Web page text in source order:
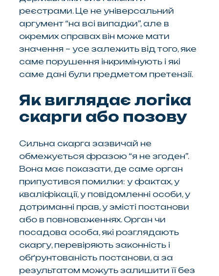
реєстрами. Це не універсальний
аргумент “на всі випадки”, але в
окремих справах він може мати
значення – усе залежить від того, яке
саме порушення інкримінують і які
саме дані були предметом претензії.
Як виглядає логіка
скарги або позову
Сильна скарга зазвичай не
обмежується фразою “я не згоден”.
Вона має показати, де саме орган
припустився помилки: у фактах, у
кваліфікації, у повідомленні особи, у
дотриманні прав, у змісті постанови
або в повноваженнях. Орган чи
посадова особа, які розглядають
скаргу, перевіряють законність і
обґрунтованість постанови, а за
результатом можуть залишити її без